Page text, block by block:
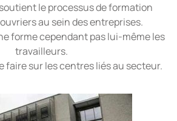
soutient le processus de formation
au sein des entreprises.
forme cependant pas lui-même les
travailleurs.
faire sur les centres liés au secteur.